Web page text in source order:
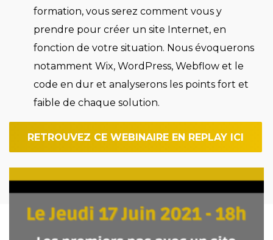
formation, vous serez comment vous y
prendre pour créer un site Internet, en
fonction de votre situation. Nous évoquerons
notamment Wix, WordPress, Webflow et le
code en dur et analyserons les points fort et
faible de chaque solution.
RETROUVEZ CE WEBINAIRE EN REPLAY ICI